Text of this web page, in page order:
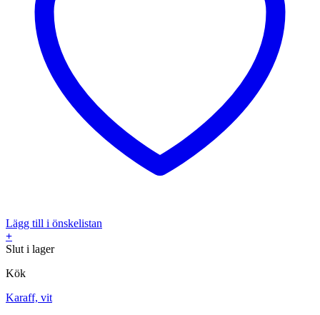
Lägg till i önskelistan
+
Slut i lager
Kök
Karaff, vit